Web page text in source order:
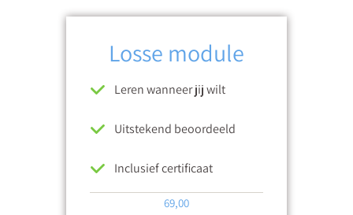
Losse module
Leren wanneer jij wilt
Uitstekend beoordeeld
Inclusief certificaat
69,00